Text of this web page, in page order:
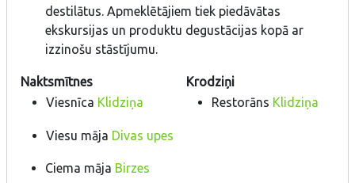
destilātus. Apmeklētājiem tiek piedāvātas
ekskursijas un produktu degustācijas kopā ar
izzinošu stāstījumu.
Naktsmītnes
Krodziņi
Viesnīca Klidziņa Restorāns Klidziņa
Viesu māja Divas upes
Ciema māja Birzes